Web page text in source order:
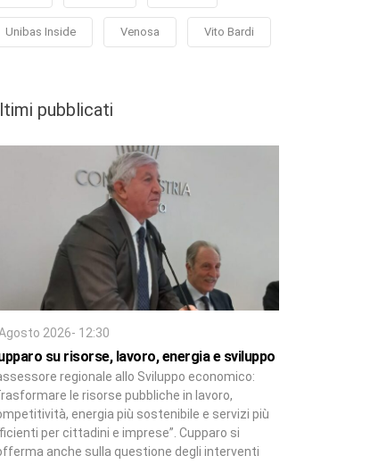
Unibas Inside Venosa Vito Bardi
pubblicati
2026- 12:30
su risorse, lavoro, energia e sviluppo
regionale allo Sviluppo economico:
le risorse pubbliche in lavoro,
energia più sostenibile e servizi più
per cittadini e imprese”. Cupparo si
anche sulla questione degli interventi